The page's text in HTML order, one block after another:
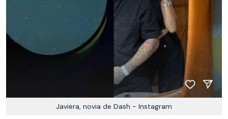
Javiera, novia de Dash - Instagram